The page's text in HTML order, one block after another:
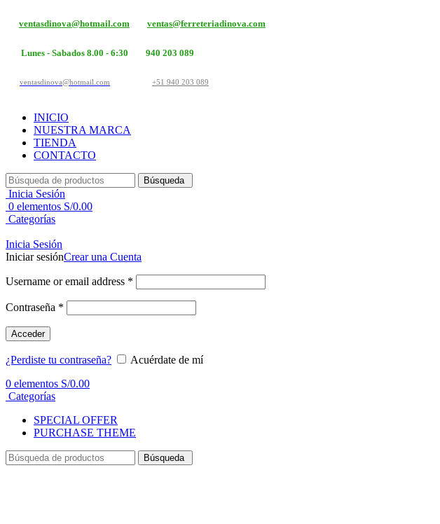
ventasdinova@hotmail.com ventas@ferreteriadinova.com
Lunes - Sabados 8.00 - 6:30 940 203 089
ventasdinova@hotmail.com +51 940 203 089
INICIO
NUESTRA MARCA
TIENDA
CONTACTO
Búsqueda
Inicia Sesión
0 elementos S/0.00
Categorías
Inicia Sesión
Iniciar sesiónCrear una Cuenta
Username or email address *
Contraseña *
Acceder
¿Perdiste tu contraseña?
Acuérdate de mí
0 elementos S/0.00
Categorías
SPECIAL OFFER
PURCHASE THEME
Búsqueda